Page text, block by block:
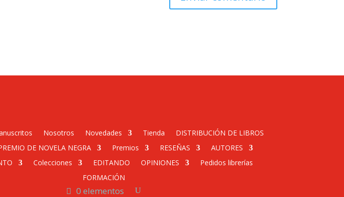
Nosotros Novedades Tienda
DISTRIBUCIÓN DE LIBROS
DE NOVELA NEGRA Premios RESEÑAS
AUTORES
Colecciones EDITANDO OPINIONES
Pedidos librerías
FORMACIÓN
0 elementos